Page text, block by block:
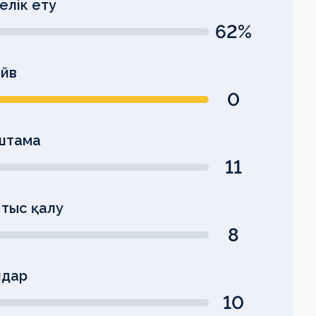
ету
62%
0
11
қалу
8
10